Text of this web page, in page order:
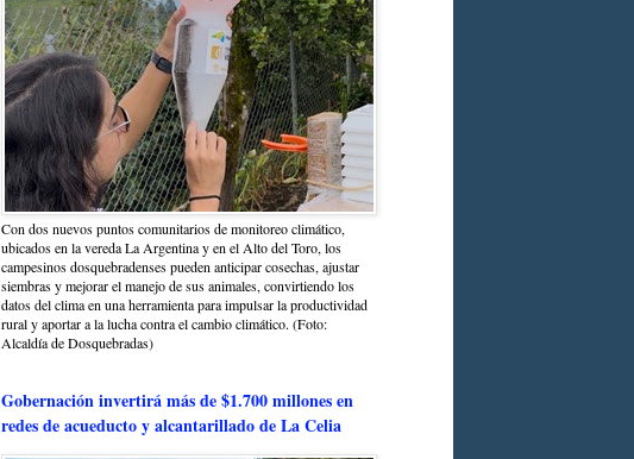
Con dos nuevos puntos comunitarios de monitoreo climático,
ubicados en la vereda La Argentina y en el Alto del Toro, los
campesinos dosquebradenses pueden anticipar cosechas, ajustar
siembras y mejorar el manejo de sus animales, convirtiendo los
datos del clima en una herramienta para impulsar la productividad
rural y aportar a la lucha contra el cambio climático. (Foto:
Alcaldía de Dosquebradas)
Gobernación invertirá más de $1.700 millones en
redes de acueducto y alcantarillado de La Celia